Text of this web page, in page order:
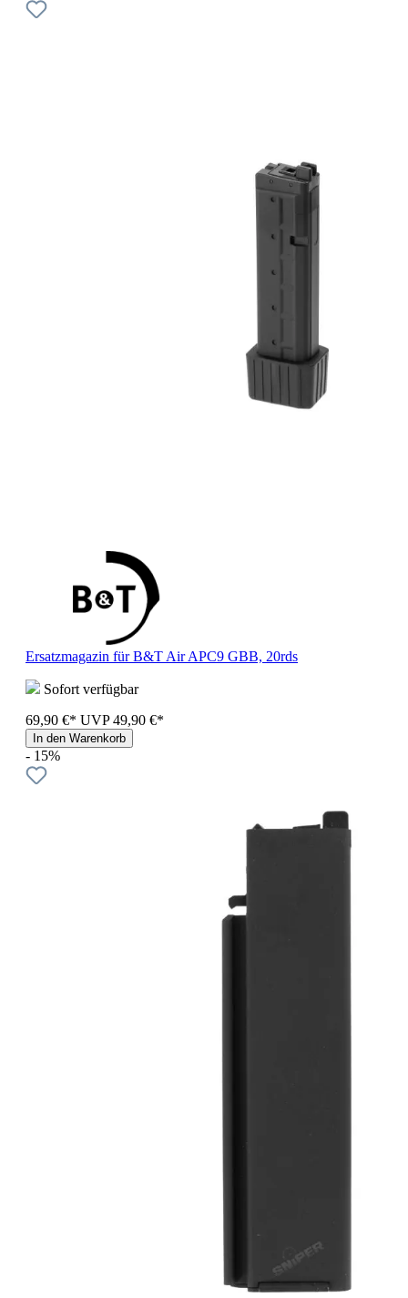
Ersatzmagazin für B&T Air APC9 GBB, 20rds
Sofort verfügbar
69,90 €* UVP 49,90 €*
In den Warenkorb
- 15%